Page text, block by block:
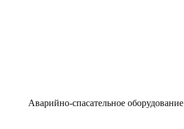
Аварийно-спасательное оборудование